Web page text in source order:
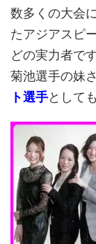
数多くの大会
たアジアスピ
どの実力者で
菊池選手の妹
ト選手として